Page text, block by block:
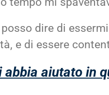
dire di
e di essere
abbia aiutato in